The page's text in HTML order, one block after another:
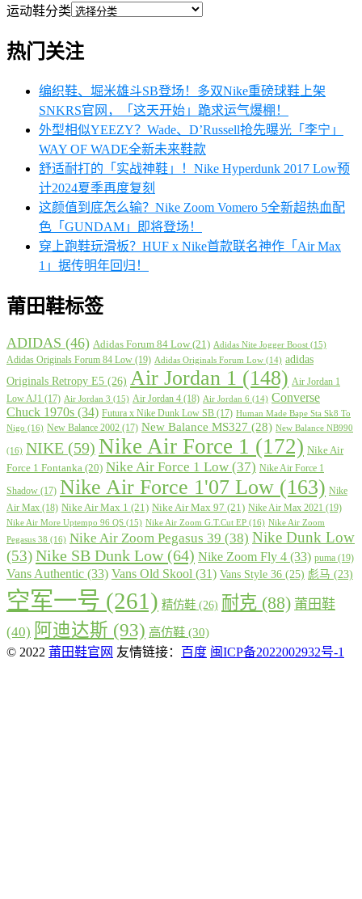
运动鞋分类
热门关注
编织鞋、堀米雄斗SB登场！多双Nike重磅球鞋上架
SNKRS官网，「这天开始」跪求运气爆棚！
外型相似YEEZY？Wade、D’Russell抢先曝光「李宁」
WAY OF WADE全新未来鞋款
舒适耐打的「实战神鞋」！Nike Hyperdunk 2017 Low预
计2024夏季再度复刻
这颜值到底怎么输？Nike Zoom Vomero 5全新超热血配
色「GUNDAM」即将登场！
穿上跑鞋玩滑板？HUF x Nike首款联名神作「Air Max
1」据传明年回归！
莆田鞋标签
ADIDAS (46) Adidas Forum 84 Low (21) Adidas Nite Jogger Boost (15)
Adidas Originals Forum 84 Low (19) Adidas Originals Forum Low (14) adidas
Originals Retropy E5 (26) Air Jordan 1 (148) Air Jordan 1
Low AJ1 (17) Air Jordan 3 (15) Air Jordan 4 (18) Air Jordan 6 (14) Converse
Chuck 1970s (34) Futura x Nike Dunk Low SB (17) Human Made Bape Sta Sk8 To
Nigo (16) New Balance 2002 (17) New Balance MS327 (28) New Balance NB990
(16) NIKE (59) Nike Air Force 1 (172) Nike Air
Force 1 Fontanka (20) Nike Air Force 1 Low (37) Nike Air Force 1
Shadow (17) Nike Air Force 1'07 Low (163) Nike
Air Max (18) Nike Air Max 1 (21) Nike Air Max 97 (21) Nike Air Max 2021 (19)
Nike Air More Uptempo 96 QS (15) Nike Air Zoom G.T.Cut EP (16) Nike Air Zoom
Pegasus 38 (16) Nike Air Zoom Pegasus 39 (38) Nike Dunk Low
(53)Nike SB Dunk Low(64) Nike Zoom Fly 4 (33) puma (19)
Vans Authentic (33) Vans Old Skool (31) Vans Style 36 (25) 彪马 (23)
空军一号 (261) 精仿鞋 (26) 耐克 (88) 莆田鞋
(40) 阿迪达斯 (93) 高仿鞋 (30)
© 2022 莆田鞋官网 友情链接： 百度 闽ICP备2022002932号-1